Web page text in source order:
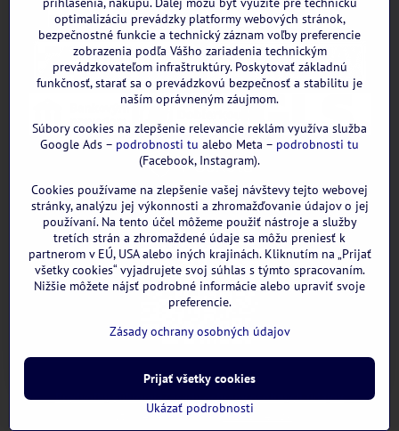
GOOGLE recenzie:
©2026Copyright
Predvoľby súkromiaZásady ochrany osobných údajov
Vytvorené pomocou:BiznisWeb.sk
optimalizáciu prevádzky platformy webových stránok,
bezpečnostné funkcie a technický záznam voľby preferencie
zobrazenia podľa Vášho zariadenia technickým
prevádzkovateľom infraštruktúry. Poskytovať základnú
funkčnosť, starať sa o prevádzkovú bezpečnosť a stabilitu je
naším oprávneným záujmom.
Súbory cookies na zlepšenie relevancie reklám využíva služba
Google Ads – podrobnosti tu alebo Meta – podrobnosti tu
(Facebook, Instagram).
Cookies používame na zlepšenie vašej návštevy tejto webovej
stránky, analýzu jej výkonnosti a zhromažďovanie údajov o jej
používaní. Na tento účel môžeme použiť nástroje a služby
tretích strán a zhromaždené údaje sa môžu preniesť k
partnerom v EÚ, USA alebo iných krajinách. Kliknutím na „Prijať
všetky cookies“ vyjadrujete svoj súhlas s týmto spracovaním.
Nižšie môžete nájsť podrobné informácie alebo upraviť svoje
preferencie.
Zásady ochrany osobných údajov
Ukázať podrobnosti
Prijať všetky cookies